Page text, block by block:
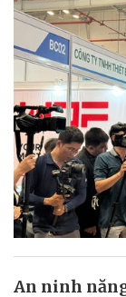
An ninh